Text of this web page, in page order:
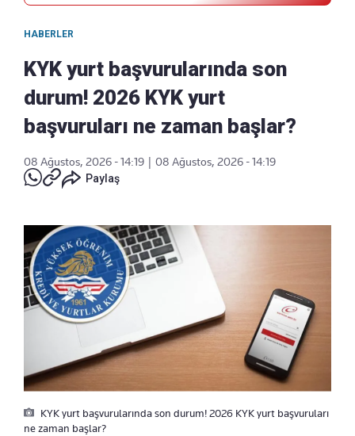
HABERLER
KYK yurt başvurularında son
durum! 2026 KYK yurt
başvuruları ne zaman başlar?
08 Ağustos, 2026 - 14:19
08 Ağustos, 2026 - 14:19
Paylaş
KYK yurt başvurularında son durum! 2026 KYK yurt başvuruları
ne zaman başlar?